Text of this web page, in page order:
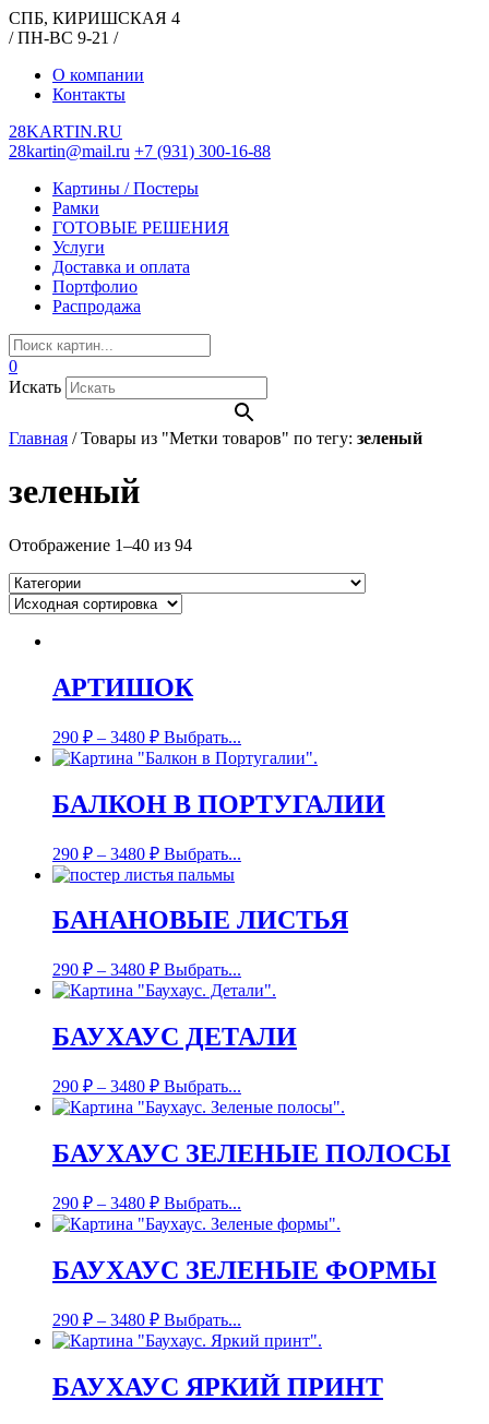
СПБ, КИРИШСКАЯ 4
/ ПН-ВС 9-21 /
О компании
Контакты
28KARTIN.RU
28kartin@mail.ru +7 (931) 300-16-88
Картины / Постеры
Рамки
ГОТОВЫЕ РЕШЕНИЯ
Услуги
Доставка и оплата
Портфолио
Распродажа
0
Искать
Главная /Товары из "Метки товаров" по тегу: зеленый
зеленый
Отображение 1–40 из 94
АРТИШОК
290 ₽ – 3480 ₽ Выбрать...
БАЛКОН В ПОРТУГАЛИИ
290 ₽ – 3480 ₽ Выбрать...
БАНАНОВЫЕ ЛИСТЬЯ
290 ₽ – 3480 ₽ Выбрать...
БАУХАУС ДЕТАЛИ
290 ₽ – 3480 ₽ Выбрать...
БАУХАУС ЗЕЛЕНЫЕ ПОЛОСЫ
290 ₽ – 3480 ₽ Выбрать...
БАУХАУС ЗЕЛЕНЫЕ ФОРМЫ
290 ₽ – 3480 ₽ Выбрать...
БАУХАУС ЯРКИЙ ПРИНТ